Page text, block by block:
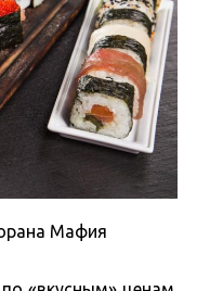
Мафия